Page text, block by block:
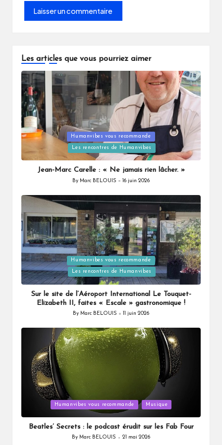
Les articles que vous pourriez aimer
Posted
Humanvibes vous recommande
Les rencontres de Humanvibes
Jean-Marc Carelle : « Ne jamais rien lâcher. »
Posted
By Marc BELOUIS 16 juin 2026
Posted
in
Humanvibes vous recommande
Les rencontres de Humanvibes
Sur le site de l’Aéroport International Le Touquet-
Elizabeth II, faites « Escale » gastronomique !
Posted
By Marc BELOUIS 11 juin 2026
Humanvibes vous recommande Musique
Beatles’ Secrets : le podcast érudit sur les Fab Four
Posted
By Marc BELOUIS 21 mai 2026